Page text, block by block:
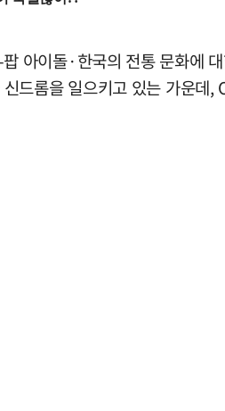
아이돌·한국의 전통 문화에
롬을 일으키고 있는 가운데,